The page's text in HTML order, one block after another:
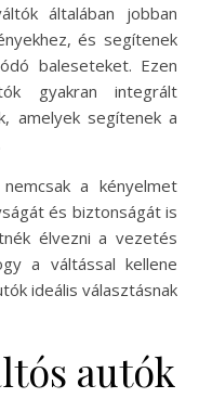
általában jobban
és segítenek
baleseteket. Ezen
gyakran integrált
amelyek segítenek a
a kényelmet
és biztonságát is
élvezni a vezetés
a váltással kellene
ideális választásnak
autók